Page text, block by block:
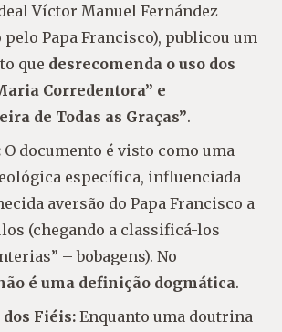
Víctor Manuel Fernández
Papa Francisco), publicou um
que desrecomenda o uso dos
Corredentora” e
de Todas as Graças”.
O documento é visto como uma
específica, influenciada
aversão do Papa Francisco a
(chegando a classificá-los
– bobagens). No
é uma definição dogmática.
Fiéis: Enquanto uma doutrina